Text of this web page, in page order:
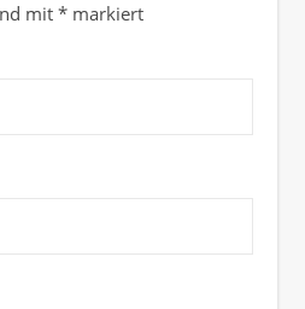
mit * markiert